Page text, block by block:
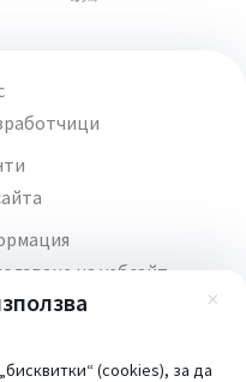
(cookies), за да
на уебсайт